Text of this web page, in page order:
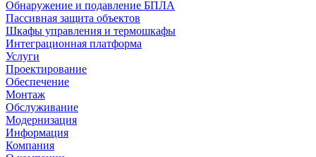
Обнаружение и подавление БПЛА
Пассивная защита объектов
Шкафы управления и термошкафы
Интеграционная платформа
Услуги
Проектирование
Обеспечение
Монтаж
Обслуживание
Модернизация
Информация
Компания